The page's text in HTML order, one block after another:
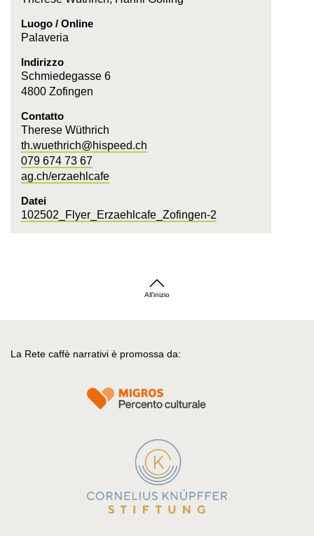
Luogo / Online
Palaveria
Indirizzo
Schmiedegasse 6
4800 Zofingen
Contatto
Therese Wüthrich
th.wuethrich@hispeed.ch
079 674 73 67
ag.ch/erzaehlcafe
Datei
102502_Flyer_Erzaehlcafe_Zofingen-2
All'inizio
La Rete caffè narrativi è promossa da: